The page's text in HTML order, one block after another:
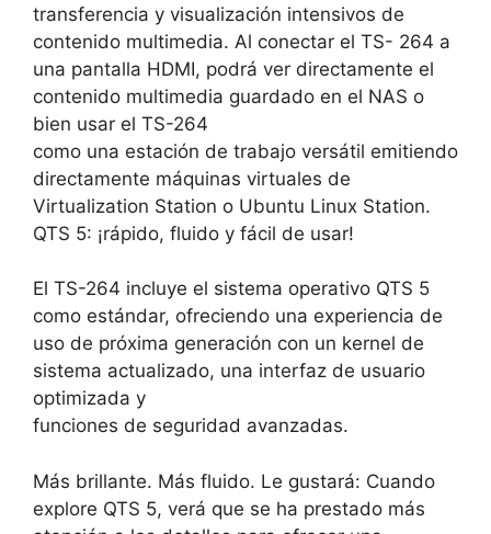
transferencia y visualización intensivos de
contenido multimedia. Al conectar el TS- 264 a
una pantalla HDMI, podrá ver directamente el
contenido multimedia guardado en el NAS o
bien usar el TS-264
como una estación de trabajo versátil emitiendo
directamente máquinas virtuales de
Virtualization Station o Ubuntu Linux Station.
QTS 5: ¡rápido, fluido y fácil de usar!
El TS-264 incluye el sistema operativo QTS 5
como estándar, ofreciendo una experiencia de
uso de próxima generación con un kernel de
sistema actualizado, una interfaz de usuario
optimizada y
funciones de seguridad avanzadas.
Más brillante. Más fluido. Le gustará: Cuando
explore QTS 5, verá que se ha prestado más